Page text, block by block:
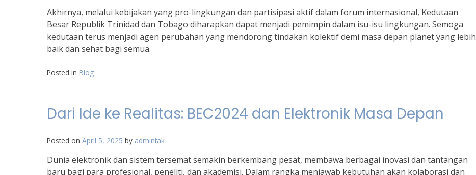
Akhirnya, melalui kebijakan yang pro-lingkungan dan partisipasi aktif dalam forum internasional, Kedutaan
Besar Republik Trinidad dan Tobago diharapkan dapat menjadi pemimpin dalam isu-isu lingkungan. Semoga
kedutaan terus menjadi agen perubahan yang mendorong tindakan kolektif demi masa depan planet yang lebih
baik dan sehat bagi semua.
Posted in Blog
Dari Ide ke Realitas: BEC2024 dan Elektronik Masa Depan
Posted on April 5, 2025 by admintak
Dunia elektronik dan sistem tersemat semakin berkembang pesat, membawa berbagai inovasi dan tantangan
baru bagi para profesional, peneliti, dan akademisi. Dalam rangka menjawab kebutuhan akan kolaborasi dan